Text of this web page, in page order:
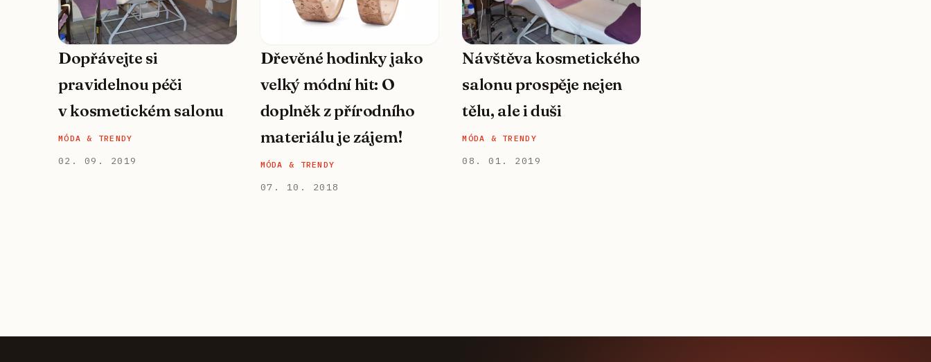
Dopřávejte si
pravidelnou péči
v kosmetickém salonu
MÓDA & TRENDY
02. 09. 2019
Dřevěné hodinky jako
velký módní hit: O
doplněk z přírodního
materiálu je zájem!
MÓDA & TRENDY
07. 10. 2018
Návštěva kosmetického
salonu prospěje nejen
tělu, ale i duši
MÓDA & TRENDY
08. 01. 2019